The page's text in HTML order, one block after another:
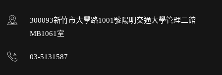
300093新竹市大學路1001號陽明交通大學管理二館
MB1061室
03-5131587